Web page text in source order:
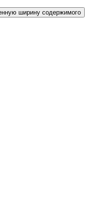
ширину содержимого